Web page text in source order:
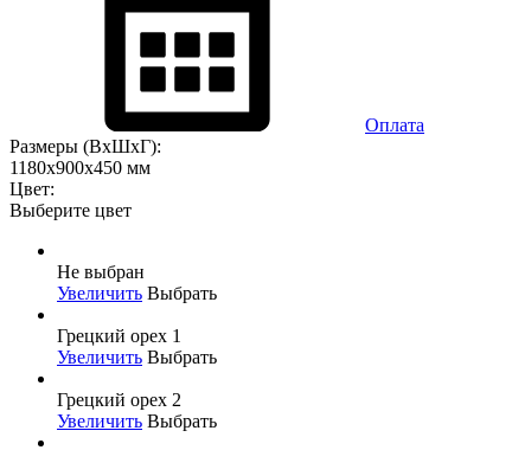
Оплата
Размеры (ВхШхГ):
1180x900x450 мм
Цвет:
Выберите цвет
Не выбран
Увеличить Выбрать
Грецкий орех 1
Увеличить Выбрать
Грецкий орех 2
Увеличить Выбрать